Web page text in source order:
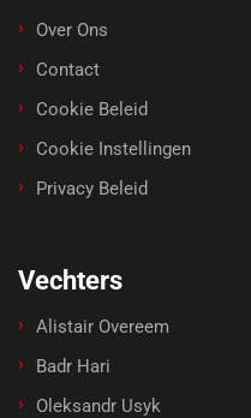
Over Ons
Contact
Cookie Beleid
Cookie Instellingen
Privacy Beleid
Vechters
Alistair Overeem
Badr Hari
Oleksandr Usyk